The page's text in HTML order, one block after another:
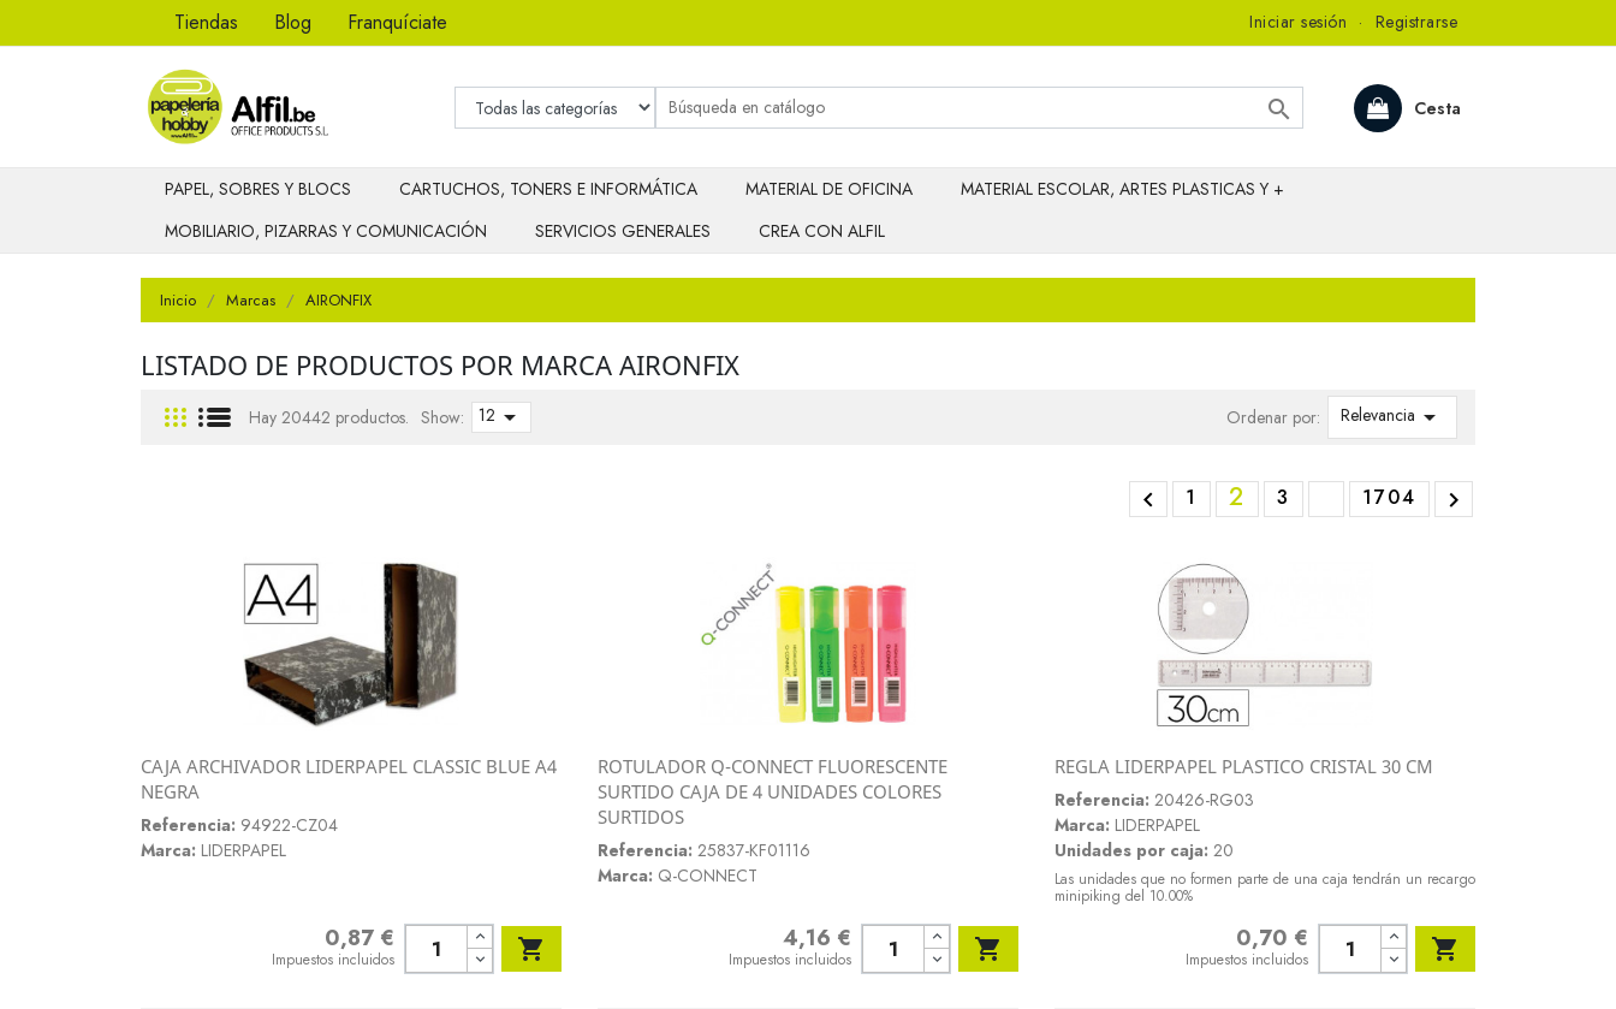
Tiendas Blog Franquíciate Iniciar sesión · Registrarse
Cesta

PAPEL, SOBRES Y BLOCS CARTUCHOS, TONERS E INFORMÁTICA MATERIAL DE OFICINA
MATERIAL ESCOLAR, ARTES PLASTICAS Y +
MOBILIARIO, PIZARRAS Y COMUNICACIÓN
SERVICIOS GENERALES CREA CON ALFIL
Inicio Marcas AIRONFIX
LISTADO DE PRODUCTOS POR MARCA AIRONFIX
Hay 20442 productos. Show: 12  Ordenar por: Relevancia 
 1 2 3 1704 
CAJA ARCHIVADOR LIDERPAPEL CLASSIC BLUE A4
NEGRA
Referencia: 94922-CZ04
Marca: LIDERPAPEL
0,87 €
Impuestos incluidos 
Vista rápida
ROTULADOR Q-CONNECT FLUORESCENTE
SURTIDO CAJA DE 4 UNIDADES COLORES
SURTIDOS
Referencia: 25837-KF01116
Marca: Q-CONNECT
4,16 €
Impuestos incluidos 
Vista rápida
REGLA LIDERPAPEL PLASTICO CRISTAL 30 CM
Referencia: 20426-RG03
Marca: LIDERPAPEL
Unidades por caja: 20
Las unidades que no formen parte de una caja tendrán un recargo
minipiking del 10.00%
0,70 €
Impuestos incluidos 